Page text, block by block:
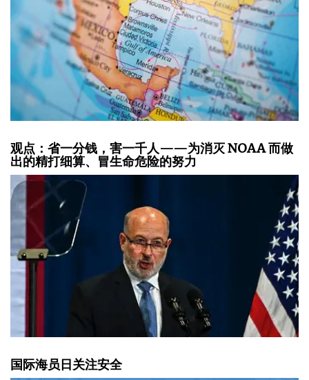
观点：省一分钱，害一千人——为消灭 NOAA 而做
出的精打细算、冒生命危险的努力
国际海员日关注安全